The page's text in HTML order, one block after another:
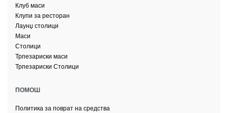
Клуб маси
Клупи за ресторан
Лаунџ столици
Маси
Столици
Трпезариски маси
Трпезариски Столици
ПОМОШ
Политика за поврат на средства